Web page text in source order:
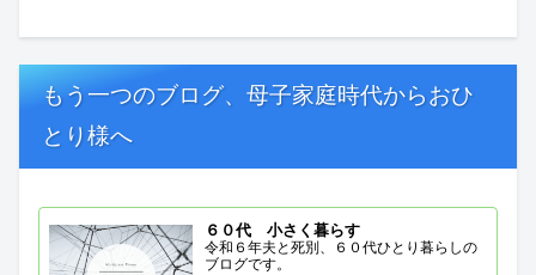
もう一つのブログ、母子家庭時代からおひ
とり様へ
６０代 小さく暮らす
令和６年夫と死別、６０代ひとり暮らしの
ブログです。